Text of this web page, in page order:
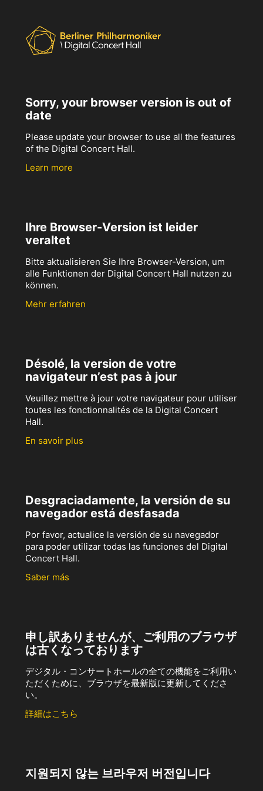
Sorry, your browser version is out of
date
Please update your browser to use all the features
of the Digital Concert Hall.
Learn more
Ihre Browser-Version ist leider
veraltet
Bitte aktualisieren Sie Ihre Browser-Version, um
alle Funktionen der Digital Concert Hall nutzen zu
können.
Mehr erfahren
Désolé, la version de votre
navigateur n’est pas à jour
Veuillez mettre à jour votre navigateur pour utiliser
toutes les fonctionnalités de la Digital Concert
Hall.
En savoir plus
Desgraciadamente, la versión de su
navegador está desfasada
Por favor, actualice la versión de su navegador
para poder utilizar todas las funciones del Digital
Concert Hall.
Saber más
申し訳ありませんが、ご利用のブラウザ
は古くなっております
デジタル・コンサートホールの全ての機能をご利用い
ただくために、ブラウザを最新版に更新してくださ
い。
詳細はこちら
지원되지 않는 브라우저 버전입니다